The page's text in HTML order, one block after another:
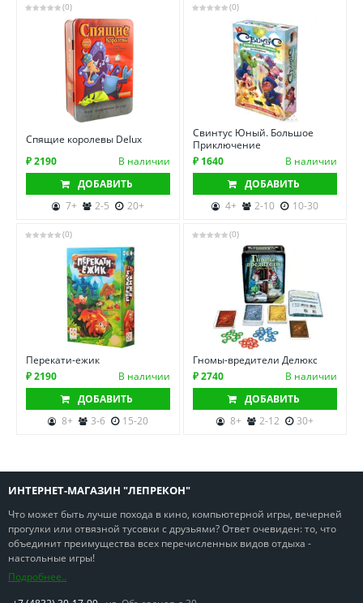
(0)
Спящие королевы Delux
₽ 2190
В наличии
ДОБАВИТЬ
7+
2-5 20+
(0)
Свинтус Юный. Большое
Приключение
₽ 1640
В наличии
ДОБАВИТЬ
4+
2-10 10-30
(0)
Перекати-ежик
₽ 2190
В наличии
ДОБАВИТЬ
8+
3-6 15-20
(0)
Гномы-вредители Делюкс
₽ 2740
В наличии
ДОБАВИТЬ
8+
2-12 30+
ИНТЕРНЕТ-МАГАЗИН "ЛЕПРЕКОН"
Что может быть лучше похода в кино, компьютерной игры, вечерней
прогулки или отвязной тусовки с друзьями? Ответ очевиден: то, что
объединит преимущества всех перечисленных видов отдыха -
настольные игры!
Подробнее..